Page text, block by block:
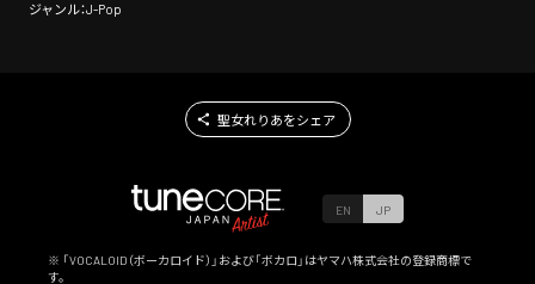
ジャンル：J-Pop
聖女れりあをシェア
EN JP
※ 「VOCALOID（ボーカロイド）」および「ボカロ」はヤマハ株式会社の登録商標で
す。